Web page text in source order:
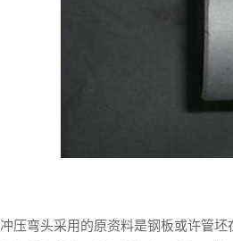
冲压弯头采用的原资料是钢板或许管